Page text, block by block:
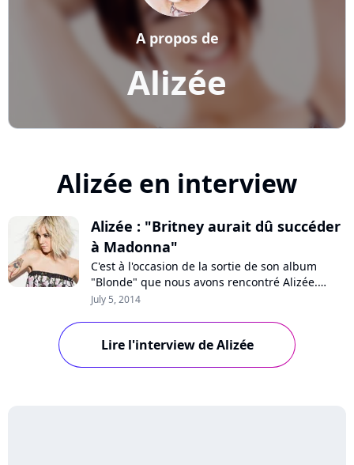
Alizée
A propos de
Alizée en interview
Alizée : "Britney aurait dû succéder
à Madonna"
C'est à l'occasion de la sortie de son album
"Blonde" que nous avons rencontré Alizée.
L'occasion de discuter de son nouveau projet
carrière, ses échecs, le poids de "Lolita", son
utilisation des réseaux sociaux, "Danse avec les
stars" et... son dégoût des courgettes.
July 5, 2014
Lire l'interview de Alizée